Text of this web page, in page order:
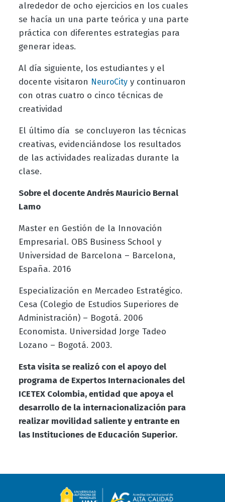
alrededor de ocho ejercicios en los cuales
se hacía un una parte teórica y una parte
práctica con diferentes estrategias para
generar ideas.
Al día siguiente, los estudiantes y el
docente visitaron NeuroCity y continuaron
con otras cuatro o cinco técnicas de
creatividad
El último día se concluyeron las técnicas
creativas, evidenciándose los resultados
de las actividades realizadas durante la
clase.
Sobre el docente Andrés Mauricio Bernal
Lamo
Master en Gestión de la Innovación
Empresarial. OBS Business School y
Universidad de Barcelona – Barcelona,
España. 2016
Especialización en Mercadeo Estratégico.
Cesa (Colegio de Estudios Superiores de
Administración) – Bogotá. 2006
Economista. Universidad Jorge Tadeo
Lozano – Bogotá. 2003.
Esta visita se realizó con el apoyo del
programa de Expertos Internacionales del
ICETEX Colombia, entidad que apoya el
desarrollo de la internacionalización para
realizar movilidad saliente y entrante en
las Instituciones de Educación Superior.